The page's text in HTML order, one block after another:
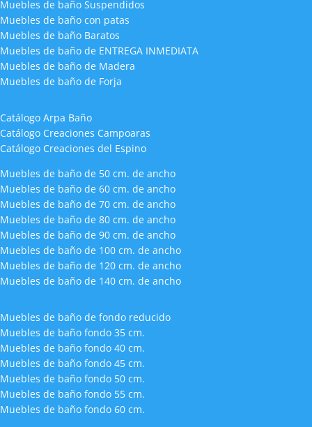
Muebles de baño Suspendidos
Muebles de baño con patas
Muebles de baño Baratos
Muebles de baño de ENTREGA INMEDIATA
Muebles de baño de Madera
Muebles de baño de Forja
Catálogo Arpa Baño
Catálogo Creaciones Campoaras
Catálogo Creaciones del Espino
Muebles de baño de 50 cm. de ancho
Muebles de baño de 60 cm. de ancho
Muebles de baño de 70 cm. de ancho
Muebles de baño de 80 cm. de ancho
Muebles de baño de 90 cm. de ancho
Muebles de baño de 100 cm. de ancho
Muebles de baño de 120 cm. de ancho
Muebles de baño de 140 cm. de ancho
Muebles de baño de fondo reducido
Muebles de baño fondo 35 cm.
Muebles de baño fondo 40 cm.
Muebles de baño fondo 45 cm.
Muebles de baño fondo 50 cm.
Muebles de baño fondo 55 cm.
Muebles de baño fondo 60 cm.